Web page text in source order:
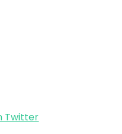
Twitter